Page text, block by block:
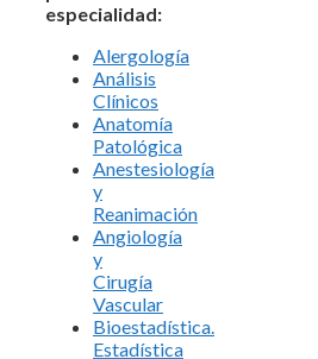
especialidad:
Alergología
Análisis
Clínicos
Anatomía
Patológica
Anestesiología
y
Reanimación
Angiología
y
Cirugía
Vascular
Bioestadística.
Estadística